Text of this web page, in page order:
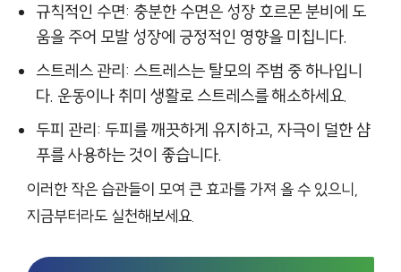
규칙적인 수면: 충분한 수면은 성장 호르몬 분비에 도
움을 주어 모발 성장에 긍정적인 영향을 미칩니다.
스트레스 관리: 스트레스는 탈모의 주범 중 하나입니
다. 운동이나 취미 생활로 스트레스를 해소하세요.
두피 관리: 두피를 깨끗하게 유지하고, 자극이 덜한 샴
푸를 사용하는 것이 좋습니다.
이러한 작은 습관들이 모여 큰 효과를 가져 올 수 있으니,
지금부터라도 실천해보세요.